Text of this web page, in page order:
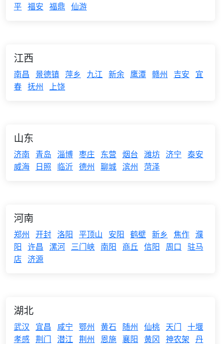
平 福安 福鼎 仙游
江西
南昌 景德镇 萍乡 九江 新余 鹰潭 赣州 吉安
宜
春 抚州 上饶
山东
济南 青岛 淄博 枣庄 东营 烟台 潍坊 济宁 泰安
威海
日照 临沂 德州 聊城 滨州 菏泽
河南
郑州 开封 洛阳 平顶山 安阳 鹤壁 新乡 焦作 濮
阳 许昌 漯河 三门峡 南阳 商丘 信阳 周口
驻马
店 济源
湖北
武汉 宜昌 咸宁 鄂州 黄石 随州 仙桃 天门 十堰
孝感 荆门 潜江 荆州 恩施 襄阳 黄冈 神农架 丹